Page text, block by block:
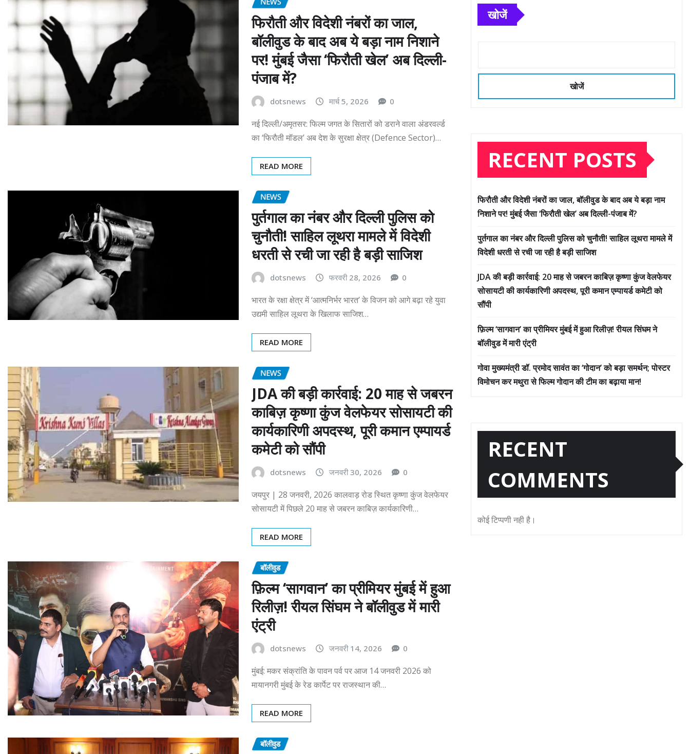
फिरौती और विदेशी नंबरों का जाल,
बॉलीवुड के बाद अब ये बड़ा नाम निशाने
पर! मुंबई जैसा ‘फिरौती खेल’ अब दिल्ली-
पंजाब में?
dotsnews मार्च 5, 2026 0
नई दिल्ली/अमृतसर: फिल्म जगत के सितारों को डराने वाला अंडरवर्ल्ड
का ‘फिरौती मॉडल’ अब देश के सुरक्षा क्षेत्र (Defence Sector)…
READ MORE
NEWS
पुर्तगाल का नंबर और दिल्ली पुलिस को
चुनौती! साहिल लूथरा मामले में विदेशी
धरती से रची जा रही है बड़ी साजिश
dotsnews फरवरी 28, 2026 0
भारत के रक्षा क्षेत्र में ‘आत्मनिर्भर भारत’ के विजन को आगे बढ़ा रहे युवा
उद्यमी साहिल लूथरा के खिलाफ साजिश…
READ MORE
NEWS
JDA की बड़ी कार्रवाई: 20 माह से जबरन
काबिज़ कृष्णा कुंज वेलफेयर सोसायटी की
कार्यकारिणी अपदस्थ, पूरी कमान एम्पायर्ड
कमेटी को सौंपी
dotsnews जनवरी 30, 2026 0
जयपुर | 28 जनवरी, 2026 कालवाड़ रोड स्थित कृष्णा कुंज वेलफेयर
सोसायटी में पिछले 20 माह से जबरन काबिज़ कार्यकारिणी…
READ MORE
बॉलीवुड
फ़िल्म ‘सागवान’ का प्रीमियर मुंबई में हुआ
रिलीज़! रीयल सिंघम ने बॉलीवुड में मारी
एंट्री
dotsnews जनवरी 14, 2026 0
मुंबई: मकर संक्रांति के पावन पर्व पर आज 14 जनवरी 2026 को
मायानगरी मुंबई के रेड कार्पेट पर राजस्थान की…
READ MORE
बॉलीवुड
खोजें
खोजें
RECENT POSTS
फिरौती और विदेशी नंबरों का जाल, बॉलीवुड के बाद अब ये बड़ा नाम
निशाने पर! मुंबई जैसा ‘फिरौती खेल’ अब दिल्ली-पंजाब में?
पुर्तगाल का नंबर और दिल्ली पुलिस को चुनौती! साहिल लूथरा मामले में
विदेशी धरती से रची जा रही है बड़ी साजिश
JDA की बड़ी कार्रवाई: 20 माह से जबरन काबिज़ कृष्णा कुंज वेलफेयर
सोसायटी की कार्यकारिणी अपदस्थ, पूरी कमान एम्पायर्ड कमेटी को
सौंपी
फ़िल्म ‘सागवान’ का प्रीमियर मुंबई में हुआ रिलीज़! रीयल सिंघम ने
बॉलीवुड में मारी एंट्री
गोवा मुख्यमंत्री डॉ. प्रमोद सावंत का ‘गोदान’ को बड़ा समर्थन; पोस्टर
विमोचन कर मथुरा से फिल्म गोदान की टीम का बढ़ाया मान!
RECENT
COMMENTS
कोई टिप्पणी नही है।